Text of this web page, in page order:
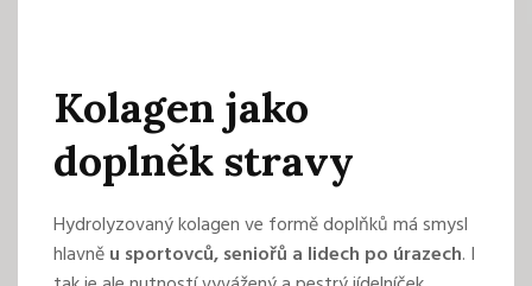
Kolagen jako
doplněk stravy
Hydrolyzovaný kolagen ve formě doplňků má smysl
hlavněu sportovců, seniořů a lidech po úrazech. I